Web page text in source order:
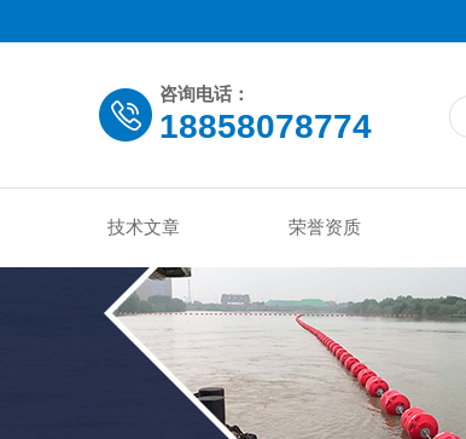
咨询电话：
18858078774
技术文章 荣誉资质